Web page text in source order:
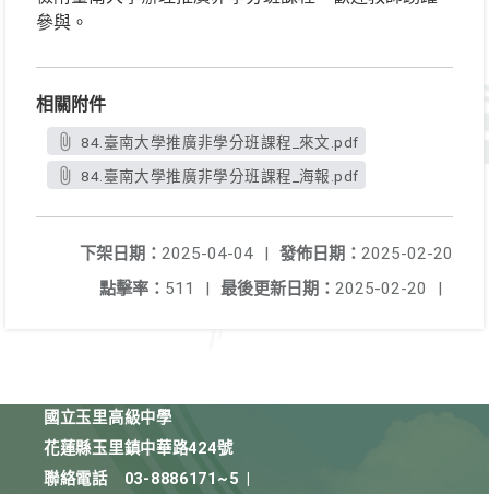
參與。
相關附件
84.臺南大學推廣非學分班課程_來文.pdf
84.臺南大學推廣非學分班課程_海報.pdf
發佈日期： 2025-02-20
下架日期： 2025-04-04
|
最後更新日期： 2025-02-20 |
點擊率： 511 |
國立玉里高級中學
花蓮縣玉里鎮中華路424號
聯絡電話
03-8886171~5